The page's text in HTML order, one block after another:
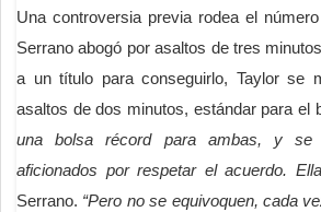
Una controversia previa rodea el
Serrano abogó por asaltos de tres
a un título para conseguirlo, Taylor se
asaltos de dos minutos, estándar para el
una bolsa récord para ambas, y
aficionados por respetar el acuerdo.
Serrano. “Pero no se equivoquen, cada